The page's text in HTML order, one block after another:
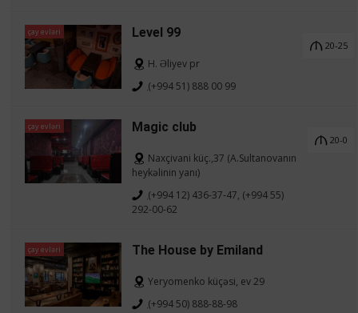
çay evləri Level 99
H. Əliyev pr
(+994 51) 888 00 99
20-25
çay evləri Magic club
Naxçivani küç.,37 (A.Sultanovanın
heykəlinin yanı)
(+994 12) 436-37-47, (+994 55)
292-00-62
20-0
çay evləri The House by Emiland
Yeryomenko küçəsi, ev 29
(+994 50) 888-88-98